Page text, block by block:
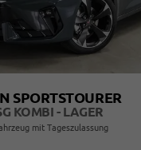
SPORTSTOURER
KOMBI - LAGER
mit Tageszulassung